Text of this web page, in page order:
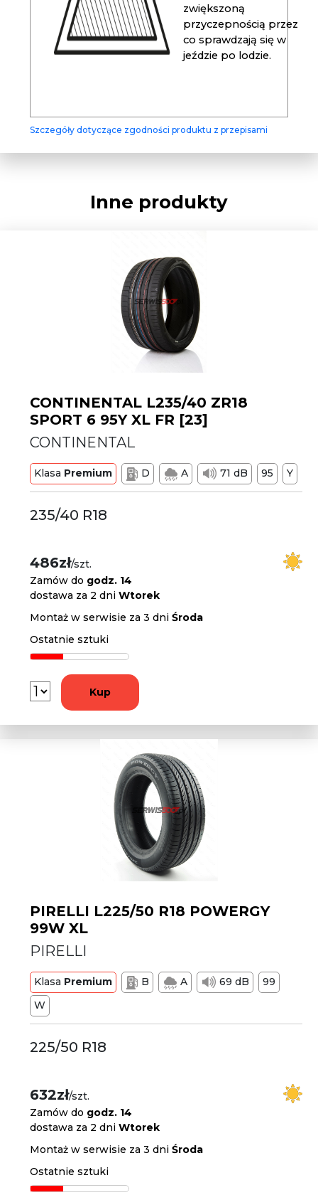
zwiększoną
przyczepnością przez
co sprawdzają się w
jeździe po lodzie.
Szczegóły dotyczące zgodności produktu z przepisami
Inne produkty
CONTINENTAL L235/40 ZR18
SPORT 6 95Y XL FR [23]
CONTINENTAL
Klasa Premium D A 71 dB 95 Y
235/40 R18
486zł/szt.
Zamów do godz. 14
dostawa za 2 dniWtorek
Montaż w serwisie za 3 dniŚroda
Ostatnie sztuki
Kup
PIRELLI L225/50 R18 POWERGY
99W XL
PIRELLI
Klasa Premium B A 69 dB
99
W
225/50 R18
632zł/szt.
Zamów do godz. 14
dostawa za 2 dniWtorek
Montaż w serwisie za 3 dniŚroda
Ostatnie sztuki